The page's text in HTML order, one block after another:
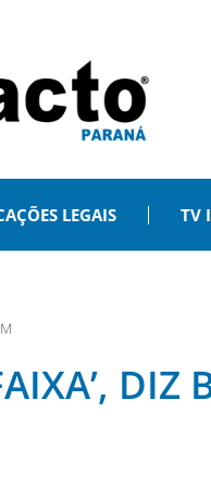
LEGAIS TV
DIZ